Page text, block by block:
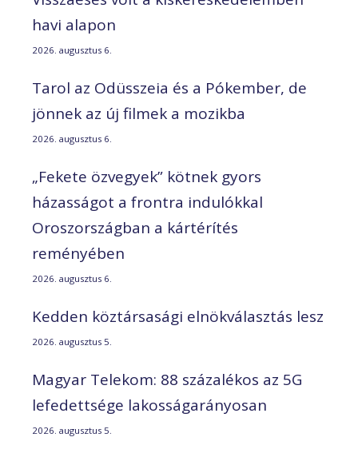
havi alapon
2026. augusztus 6.
Tarol az Odüsszeia és a Pókember, de
jönnek az új filmek a mozikba
2026. augusztus 6.
„Fekete özvegyek” kötnek gyors
házasságot a frontra indulókkal
Oroszországban a kártérítés
reményében
2026. augusztus 6.
Kedden köztársasági elnökválasztás lesz
2026. augusztus 5.
Magyar Telekom: 88 százalékos az 5G
lefedettsége lakosságarányosan
2026. augusztus 5.